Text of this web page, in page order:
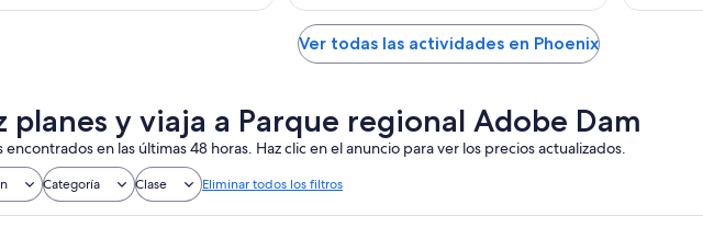
Ver todas las actividades en Phoenix
planes y viaja a Parque regional Adobe Dam
encontrados en las últimas 48 horas. Haz clic en el anuncio para ver los precios actualizados.
Categoría Clase Eliminar todos los filtros